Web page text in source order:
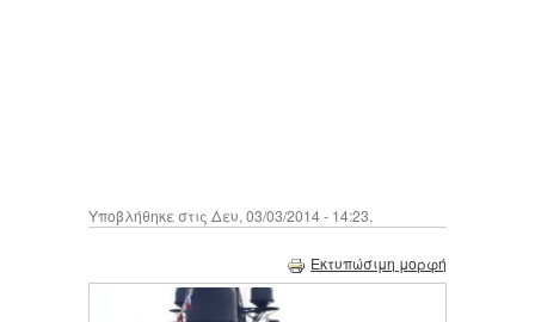
Υποβλήθηκε στις Δευ, 03/03/2014 - 14:23.
Εκτυπώσιμη μορφή